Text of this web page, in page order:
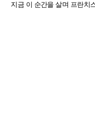
지금 이 순간을 살며 프란치